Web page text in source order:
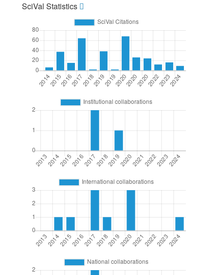
SciVal Statistics